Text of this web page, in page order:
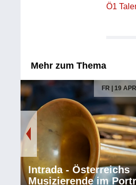
Ö1
Mehr zum Thema
FR | 19
Intrada - Österreichs
Musizierende im